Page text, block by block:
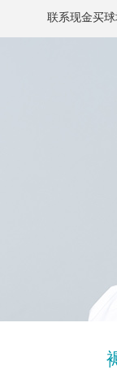
联系现金买球